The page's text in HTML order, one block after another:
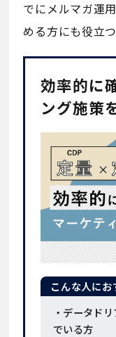
でにメルマガ運
める方にも役立
効率的に
ング施策
こんな人にお
・データド
でいる方